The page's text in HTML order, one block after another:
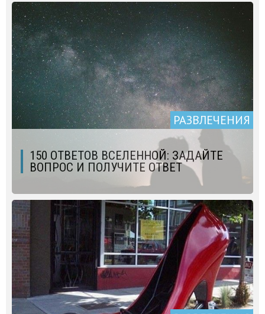
РАЗВЛЕЧЕНИЯ
150 ОТВЕТОВ ВСЕЛЕННОЙ: ЗАДАЙТЕ
ВОПРОС И ПОЛУЧИТЕ ОТВЕТ